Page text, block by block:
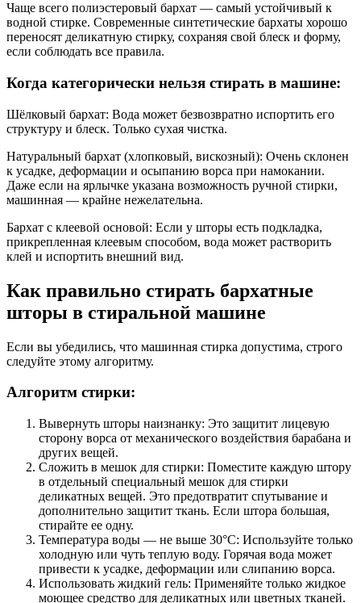
Чаще всего полиэстеровый бархат — самый устойчивый к
водной стирке. Современные синтетические бархаты хорошо
переносят деликатную стирку, сохраняя свой блеск и форму,
если соблюдать все правила.
Когда категорически нельзя стирать в машине:
Шёлковый бархат: Вода может безвозвратно испортить его
структуру и блеск. Только сухая чистка.
Натуральный бархат (хлопковый, вискозный): Очень склонен
к усадке, деформации и осыпанию ворса при намокании.
Даже если на ярлычке указана возможность ручной стирки,
машинная — крайне нежелательна.
Бархат с клеевой основой: Если у шторы есть подкладка,
прикрепленная клеевым способом, вода может растворить
клей и испортить внешний вид.
Как правильно стирать бархатные
шторы в стиральной машине
Если вы убедились, что машинная стирка допустима, строго
следуйте этому алгоритму.
Алгоритм стирки:
Вывернуть шторы наизнанку: Это защитит лицевую
сторону ворса от механического воздействия барабана и
других вещей.
Сложить в мешок для стирки: Поместите каждую штору
в отдельный специальный мешок для стирки
деликатных вещей. Это предотвратит спутывание и
дополнительно защитит ткань. Если штора большая,
стирайте ее одну.
Температура воды — не выше 30°C: Используйте только
холодную или чуть теплую воду. Горячая вода может
привести к усадке, деформации или слипанию ворса.
Использовать жидкий гель: Применяйте только жидкое
моющее средство для деликатных или цветных тканей.